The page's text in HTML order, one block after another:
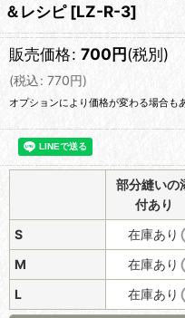
＆レシピ [LZ-R-3]
販売価格: 700円(税別)
(税込: 770円)
オプションにより価格が変わる場合も
部分縫いの
付あり
S 在庫あり
M
在庫あり
L
在庫あり